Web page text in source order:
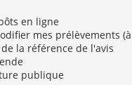
en ligne
mes prélèvements
la référence de l'avis
publique